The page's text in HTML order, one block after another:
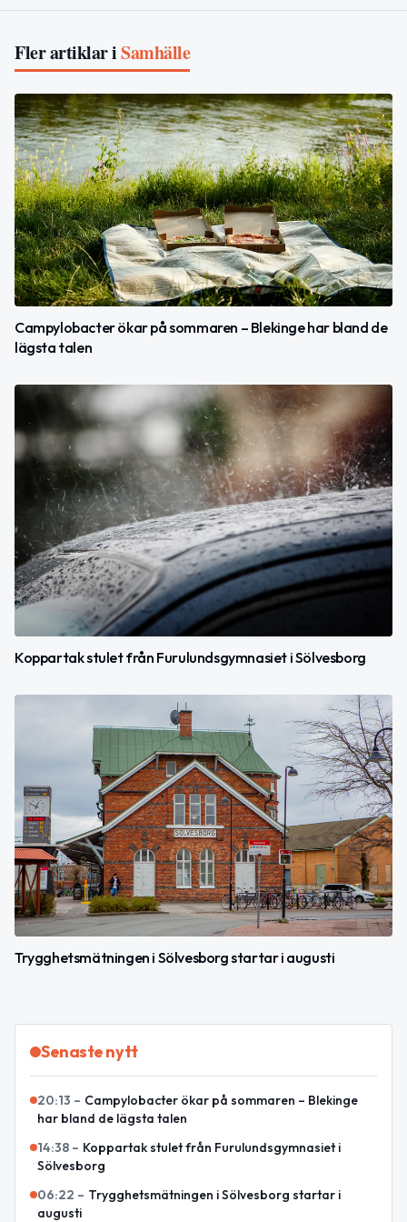
Fler artiklar iSamhälle
Campylobacter ökar på sommaren – Blekinge har bland de
lägsta talen
Koppartak stulet från Furulundsgymnasiet i Sölvesborg
Trygghetsmätningen i Sölvesborg startar i augusti
Senaste nytt
20:13 – Campylobacter ökar på sommaren – Blekinge
har bland de lägsta talen
14:38 – Koppartak stulet från Furulundsgymnasiet i
Sölvesborg
06:22 – Trygghetsmätningen i Sölvesborg startar i
augusti